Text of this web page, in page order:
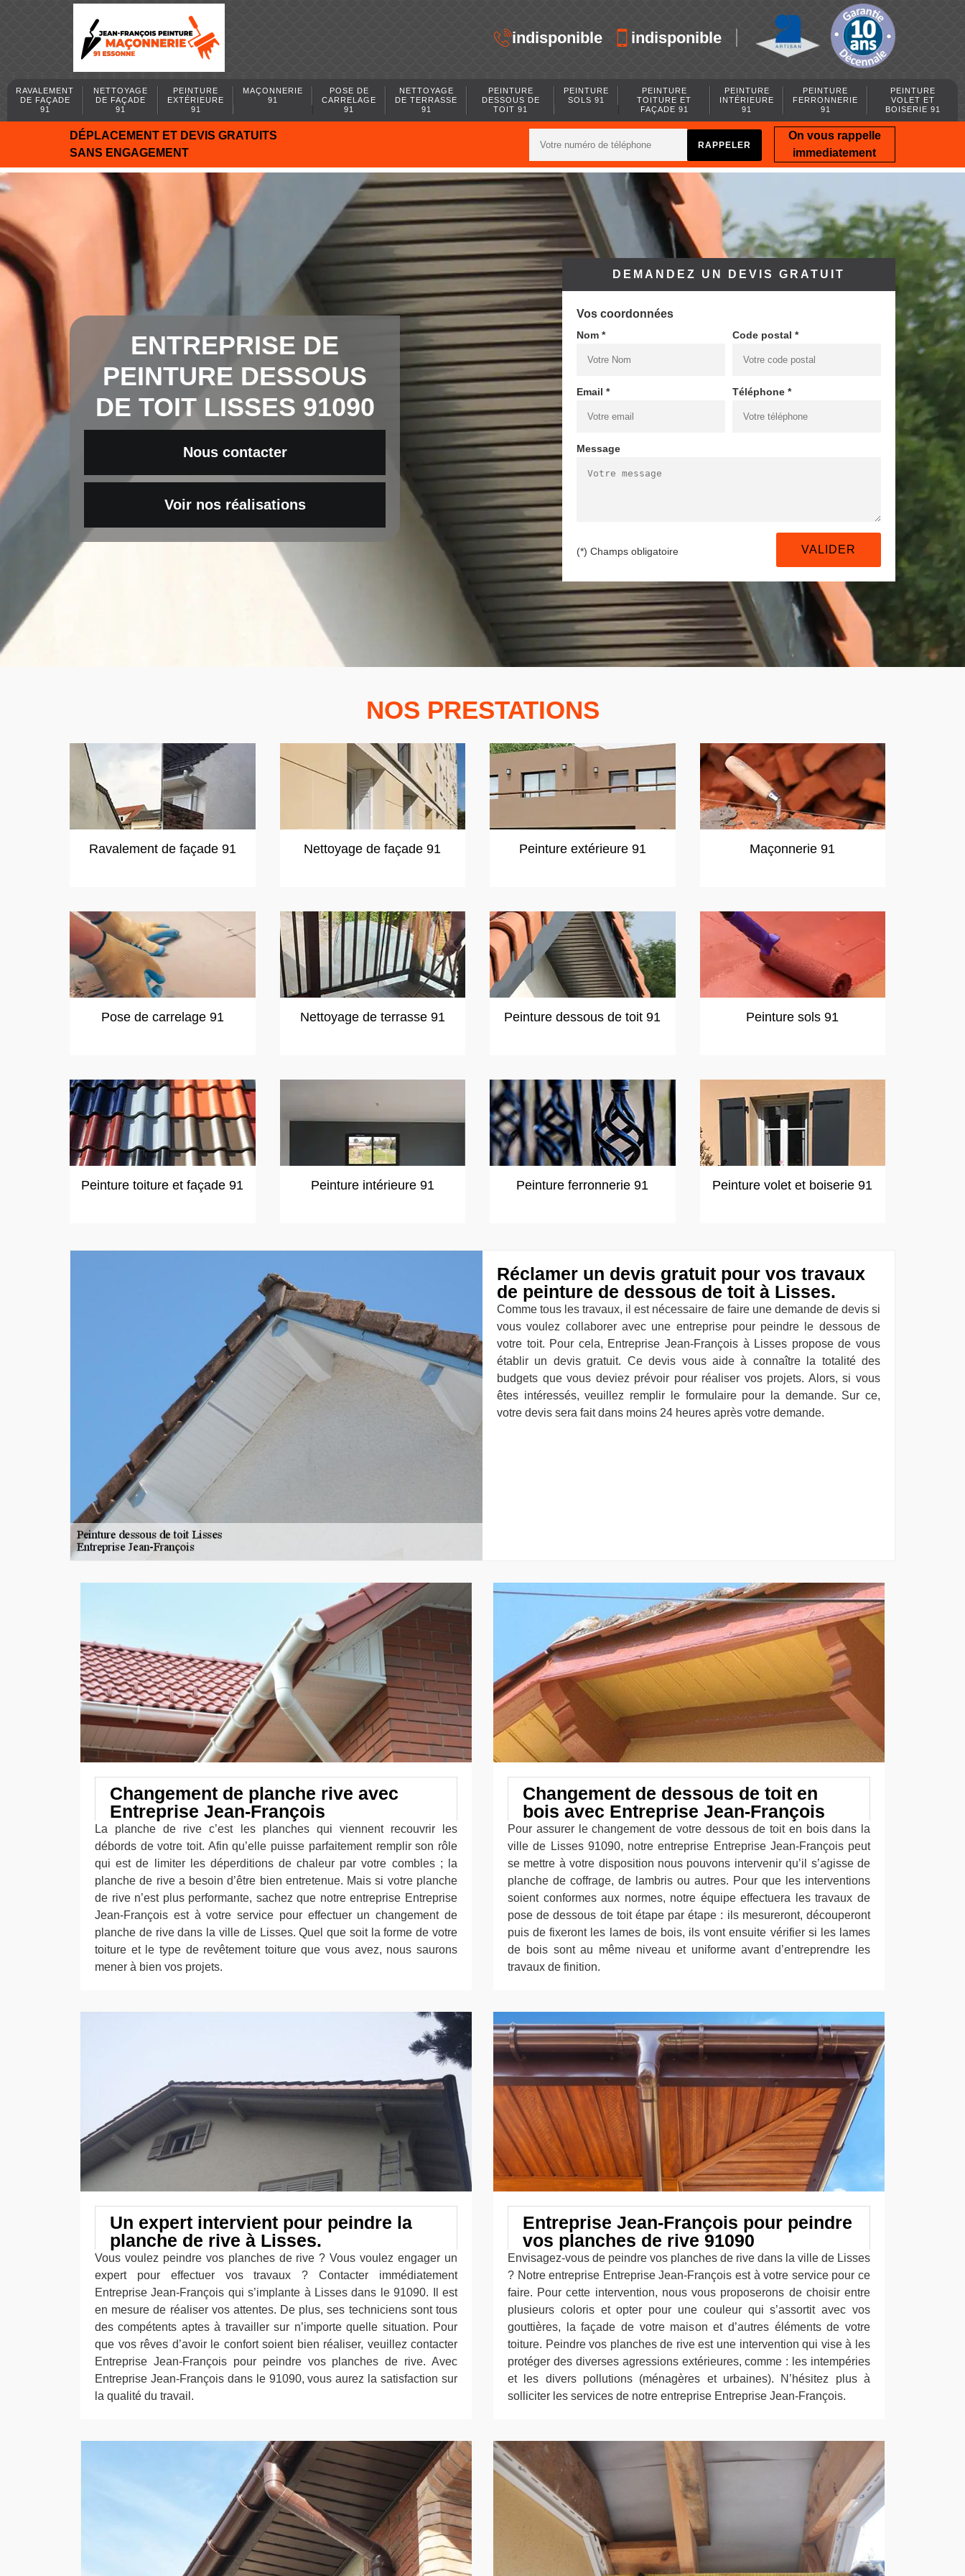
indisponible indisponible
RAVALEMENT
DE FAÇADE
91
NETTOYAGE
DE FAÇADE
91
PEINTURE
EXTÉRIEURE
91
MAÇONNERIE
91
POSE DE
CARRELAGE
91
NETTOYAGE
DE TERRASSE
91
PEINTURE
DESSOUS DE
TOIT 91
PEINTURE
SOLS 91
PEINTURE
TOITURE ET
FAÇADE 91
PEINTURE
INTÉRIEURE
91
PEINTURE
FERRONNERIE
91
PEINTURE
VOLET ET
BOISERIE 91
DÉPLACEMENT ET DEVIS GRATUITS
SANS ENGAGEMENT
On vous rappelle
immediatement
ENTREPRISE DE
PEINTURE DESSOUS
DE TOIT LISSES 91090
Nous contacter
Voir nos réalisations
DEMANDEZ UN DEVIS GRATUIT
Vos coordonnées
Nom * Code postal *
Email * Téléphone *
Message
(*) Champs obligatoire
NOS PRESTATIONS
Ravalement de façade 91 Nettoyage de façade 91 Peinture extérieure 91 Maçonnerie 91
Pose de carrelage 91 Nettoyage de terrasse 91 Peinture dessous de toit 91 Peinture sols 91
Peinture toiture et façade 91 Peinture intérieure 91 Peinture ferronnerie 91 Peinture volet et boiserie 91
Réclamer un devis gratuit pour vos travaux
de peinture de dessous de toit à Lisses.
Comme tous les travaux, il est nécessaire de faire une demande de devis si
vous voulez collaborer avec une entreprise pour peindre le dessous de
votre toit. Pour cela, Entreprise Jean-François à Lisses propose de vous
établir un devis gratuit. Ce devis vous aide à connaître la totalité des
budgets que vous deviez prévoir pour réaliser vos projets. Alors, si vous
êtes intéressés, veuillez remplir le formulaire pour la demande. Sur ce,
votre devis sera fait dans moins 24 heures après votre demande.
Changement de planche rive avec
Entreprise Jean-François
La planche de rive c’est les planches qui viennent recouvrir les
débords de votre toit. Afin qu’elle puisse parfaitement remplir son rôle
qui est de limiter les déperditions de chaleur par votre combles ; la
planche de rive a besoin d’être bien entretenue. Mais si votre planche
de rive n’est plus performante, sachez que notre entreprise Entreprise
Jean-François est à votre service pour effectuer un changement de
planche de rive dans la ville de Lisses. Quel que soit la forme de votre
toiture et le type de revêtement toiture que vous avez, nous saurons
mener à bien vos projets.
Changement de dessous de toit en
bois avec Entreprise Jean-François
Pour assurer le changement de votre dessous de toit en bois dans la
ville de Lisses 91090, notre entreprise Entreprise Jean-François peut
se mettre à votre disposition nous pouvons intervenir qu’il s’agisse de
planche de coffrage, de lambris ou autres. Pour que les interventions
soient conformes aux normes, notre équipe effectuera les travaux de
pose de dessous de toit étape par étape : ils mesureront, découperont
puis de fixeront les lames de bois, ils vont ensuite vérifier si les lames
de bois sont au même niveau et uniforme avant d’entreprendre les
travaux de finition.
Un expert intervient pour peindre la
planche de rive à Lisses.
Vous voulez peindre vos planches de rive ? Vous voulez engager un
expert pour effectuer vos travaux ? Contacter immédiatement
Entreprise Jean-François qui s’implante à Lisses dans le 91090. Il est
en mesure de réaliser vos attentes. De plus, ses techniciens sont tous
des compétents aptes à travailler sur n’importe quelle situation. Pour
que vos rêves d’avoir le confort soient bien réaliser, veuillez contacter
Entreprise Jean-François pour peindre vos planches de rive. Avec
Entreprise Jean-François dans le 91090, vous aurez la satisfaction sur
la qualité du travail.
Entreprise Jean-François pour peindre
vos planches de rive 91090
Envisagez-vous de peindre vos planches de rive dans la ville de Lisses
? Notre entreprise Entreprise Jean-François est à votre service pour ce
faire. Pour cette intervention, nous vous proposerons de choisir entre
plusieurs coloris et opter pour une couleur qui s’assortit avec vos
gouttières, la façade de votre maison et d’autres éléments de votre
toiture. Peindre vos planches de rive est une intervention qui vise à les
protéger des diverses agressions extérieures, comme : les intempéries
et les divers pollutions (ménagères et urbaines). N’hésitez plus à
solliciter les services de notre entreprise Entreprise Jean-François.